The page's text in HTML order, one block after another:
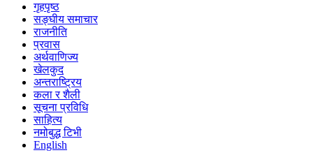
गृहपृष्ठ
सङ्घीय समाचार
राजनीति
प्रवास
अर्थवाणिज्य
खेलकुद
अन्तराष्ट्रिय
कला र शैली
सूचना प्रविधि
साहित्य
नमोबुद्ध टिभी
English